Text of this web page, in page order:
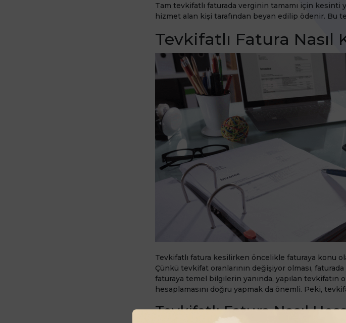
Tam tevkifatlı faturada verginin tamamı için kesinti
hizmet alan kişi tarafından beyan edilip ödenir. Bu
Tevkifatlı Fatura Nasıl
Tevkifatlı fatura kesilirken öncelikle faturaya konu
Çünkü tevkifat oranlarının değişiyor olması,
faturaya temel bilgilerin yanında, yapılan tevkifatın
hesaplamasını doğru yapmak da önemli. Peki,
Tevkifatlı Fatura Nasıl